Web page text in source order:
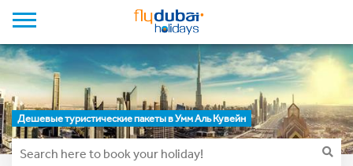
Дешевые туристические пакеты в Умм Аль Кувейн